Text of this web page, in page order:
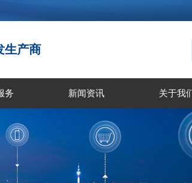
生产商
务 新闻资讯 关于我